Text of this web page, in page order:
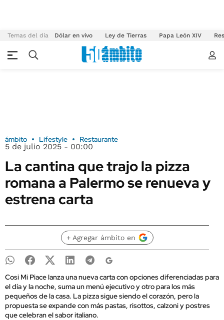
Temas del día Dólar en vivo Ley de Tierras Papa León XIV
ámbito Lifestyle Restaurante
5 de julio 2025 - 00:00
La cantina que trajo la pizza
romana a Palermo se renueva y
estrena carta
+ Agregar ámbito en
Cosi Mi Piace lanza una nueva carta con opciones diferenciadas para
el día y la noche, suma un menú ejecutivo y otro para los más
pequeños de la casa. La pizza sigue siendo el corazón, pero la
propuesta se expande con más pastas, risottos, calzoni y postres
que celebran el sabor italiano.